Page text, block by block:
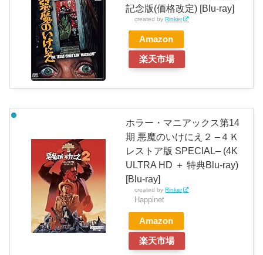
記念版(価格改定) [Blu-ray]
created byRinker
Amazon
楽天市場
ホラー・マニアックス第14
期 悪魔のいけにえ２ –４Ｋ
レストア版 SPECIAL– (4K
ULTRA HD ＋ 特典Blu-ray)
[Blu-ray]
created byRinker
Happinet
Amazon
楽天市場